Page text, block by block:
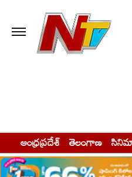
ఆంధ్రప్రదేశ్ తెలంగాణ